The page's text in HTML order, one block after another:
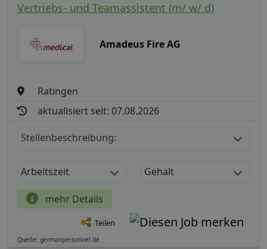
Vertriebs- und Teamassistent (m/ w/ d)
Amadeus Fire AG
Ratingen
aktualisiert seit: 07.08.2026
Stellenbeschreibung:
Arbeitszeit Gehalt
mehr Details
Teilen
Quelle: germanpersonnel.de